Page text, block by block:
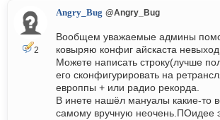
2
Angry_Bug @Angry_Bug
Вообщем уважаемые админы
ковыряю конфиг айскаста
Можете написать строку(лучше
его сконфигурировать на
европпы + или радио рекорда.
В инете нашёл мануалы какие-то
самому вручную неочень.ПОидее